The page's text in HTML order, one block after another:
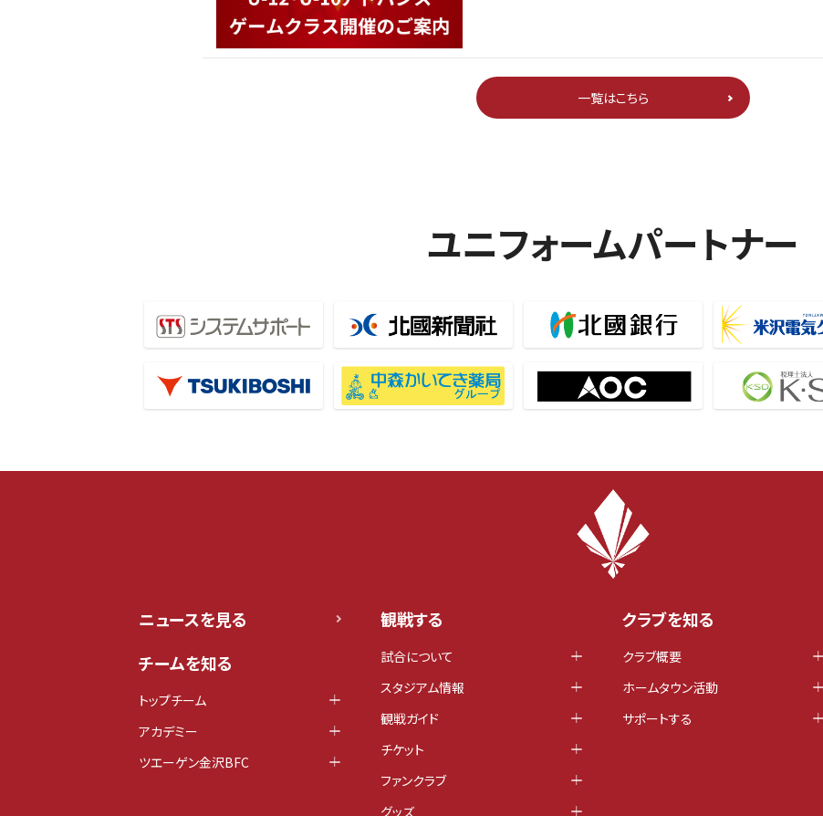
一覧はこちら
ユニフォームパートナー
ニュースを見る
チームを知る
トップチーム
アカデミー
ツエーゲン金沢BFC
観戦する
試合について
スタジアム情報
観戦ガイド
チケット
ファンクラブ
グッズ
クラブを知る
クラブ概要
ホームタウン活動
サポートする